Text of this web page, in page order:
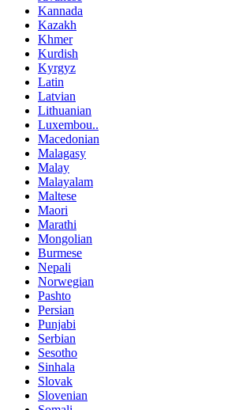
Kannada
Kazakh
Khmer
Kurdish
Kyrgyz
Latin
Latvian
Lithuanian
Luxembou..
Macedonian
Malagasy
Malay
Malayalam
Maltese
Maori
Marathi
Mongolian
Burmese
Nepali
Norwegian
Pashto
Persian
Punjabi
Serbian
Sesotho
Sinhala
Slovak
Slovenian